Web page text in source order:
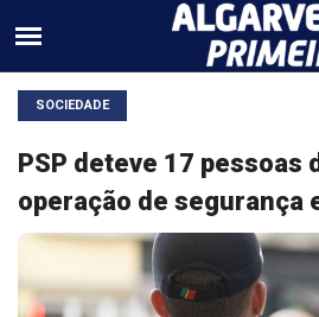
SOCIEDADE
PSP deteve 17 pessoas
operação de segurança